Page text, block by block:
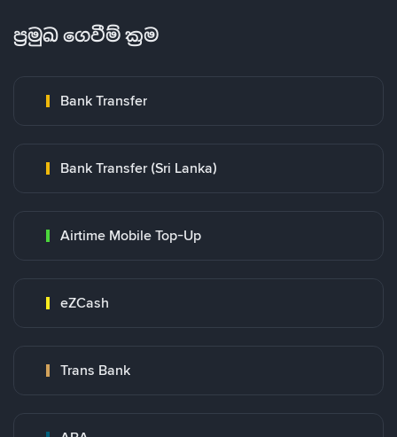
ප්‍රමුඛ ගෙවීම් ක්‍රම
Bank Transfer
Bank Transfer (Sri Lanka)
Airtime Mobile Top-Up
eZCash
Trans Bank